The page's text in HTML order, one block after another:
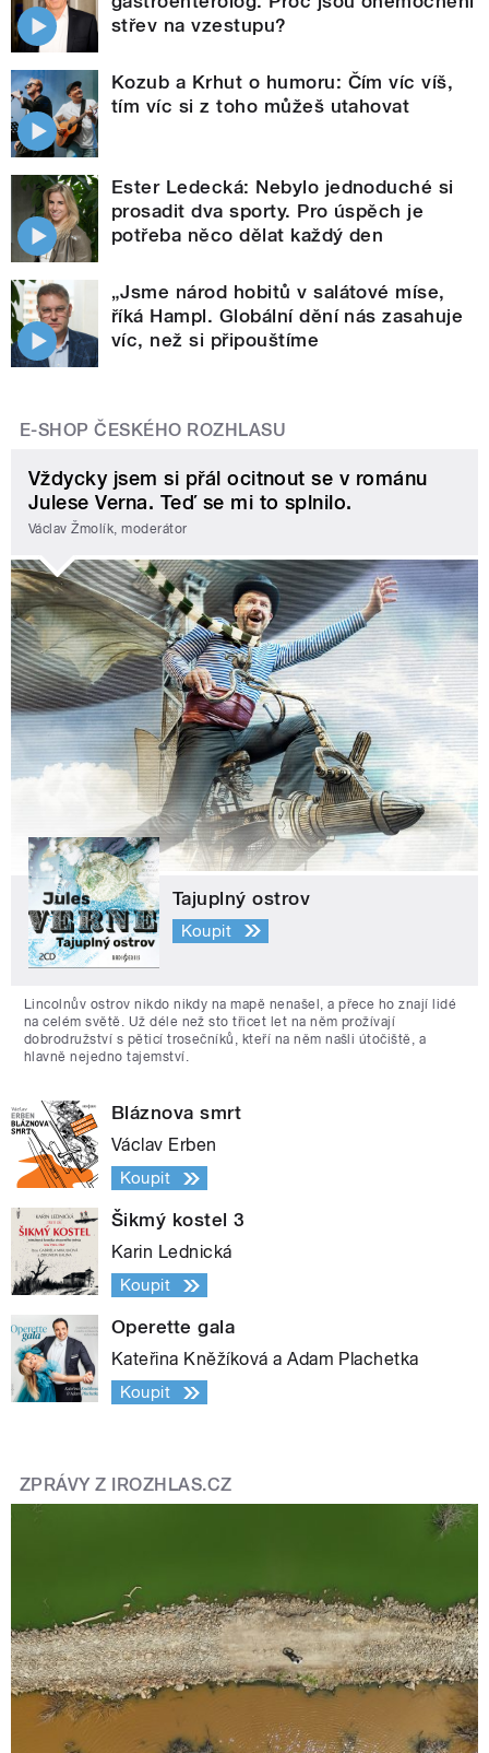
střev na vzestupu?
Kozub a Krhut o humoru: Čím víc víš,
tím víc si z toho můžeš utahovat
Ester Ledecká: Nebylo jednoduché si
prosadit dva sporty. Pro úspěch je
potřeba něco dělat každý den
„Jsme národ hobitů v salátové míse,
říká Hampl. Globální dění nás zasahuje
víc, než si připouštíme
E-SHOP ČESKÉHO ROZHLASU
Vždycky jsem si přál ocitnout se v románu
Julese Verna. Teď se mi to splnilo.
Václav Žmolík, moderátor
Tajuplný ostrov
Koupit
Lincolnův ostrov nikdo nikdy na mapě nenašel, a přece ho znají lidé
na celém světě. Už déle než sto třicet let na něm prožívají
dobrodružství s pěticí trosečníků, kteří na něm našli útočiště, a
hlavně nejedno tajemství.
Bláznova smrt
Václav Erben
Koupit
Šikmý kostel 3
Karin Lednická
Koupit
Operette gala
Kateřina Kněžíková a Adam Plachetka
Koupit
ZPRÁVY Z IROZHLAS.CZ